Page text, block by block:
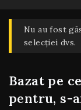
Nu au fost
selecției dvs.
Bazat pe
pentru, s-